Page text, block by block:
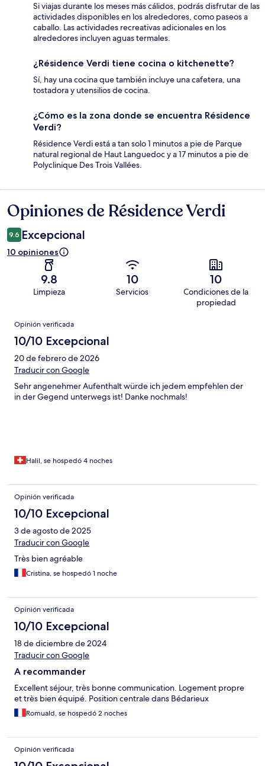
Si viajas durante los meses más cálidos, podrás disfrutar de las
actividades disponibles en los alrededores, como paseos a
caballo. Las actividades recreativas adicionales en los
alrededores incluyen aguas termales.
¿Résidence Verdi tiene cocina o kitchenette?
Sí, hay una cocina que también incluye una cafetera, una
tostadora y utensilios de cocina.
¿Cómo es la zona donde se encuentra Résidence
Verdi?
Résidence Verdi está a tan solo 1 minutos a pie de Parque
natural regional de Haut Languedoc y a 17 minutos a pie de
Polyclinique Des Trois Vallées.
Opiniones
Opiniones de Résidence Verdi
9.6 Excepcional
10 opiniones
9.8
Limpieza
10
Servicios
10
Condiciones de la
propiedad
Opiniones
Opinión verificada
10/10 Excepcional
20 de febrero de 2026
Traducir con Google
Sehr angenehmer Aufenthalt würde ich jedem empfehlen der
in der Gegend unterwegs ist! Danke nochmals!
Halil, se hospedó 4 noches
Opinión verificada
10/10 Excepcional
3 de agosto de 2025
Traducir con Google
Très bien agréable
Cristina, se hospedó 1 noche
Opinión verificada
10/10 Excepcional
18 de diciembre de 2024
Traducir con Google
A recommander
Excellent séjour, très bonne communication. Logement propre
et très bien équipé. Position centrale dans Bédarieux
Romuald, se hospedó 2 noches
Opinión verificada